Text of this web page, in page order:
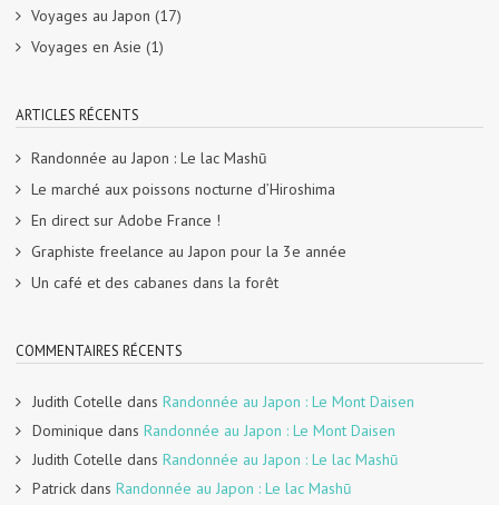
Voyages au Japon (17)
Voyages en Asie (1)
ARTICLES RÉCENTS
Randonnée au Japon : Le lac Mashū
Le marché aux poissons nocturne d’Hiroshima
En direct sur Adobe France !
Graphiste freelance au Japon pour la 3e année
Un café et des cabanes dans la forêt
COMMENTAIRES RÉCENTS
Judith Cotelle dans Randonnée au Japon : Le Mont Daisen
Dominique dans Randonnée au Japon : Le Mont Daisen
Judith Cotelle dans Randonnée au Japon : Le lac Mashū
Patrick dans Randonnée au Japon : Le lac Mashū